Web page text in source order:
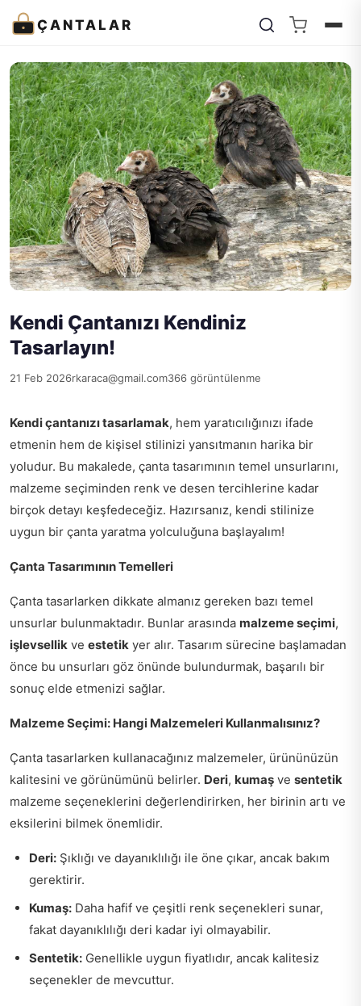
ÇANTALAR
Kendi Çantanızı Kendiniz
Tasarlayın!
21 Feb 2026rkaraca@gmail.com366 görüntülenme
Kendi çantanızı tasarlamak, hem yaratıcılığınızı ifade
etmenin hem de kişisel stilinizi yansıtmanın harika bir
yoludur. Bu makalede, çanta tasarımının temel unsurlarını,
malzeme seçiminden renk ve desen tercihlerine kadar
birçok detayı keşfedeceğiz. Hazırsanız, kendi stilinize
uygun bir çanta yaratma yolculuğuna başlayalım!
Çanta Tasarımının Temelleri
Çanta tasarlarken dikkate almanız gereken bazı temel
unsurlar bulunmaktadır. Bunlar arasında malzeme seçimi,
işlevsellik ve estetik yer alır. Tasarım sürecine başlamadan
önce bu unsurları göz önünde bulundurmak, başarılı bir
sonuç elde etmenizi sağlar.
Malzeme Seçimi: Hangi Malzemeleri Kullanmalısınız?
Çanta tasarlarken kullanacağınız malzemeler, ürününüzün
kalitesini ve görünümünü belirler. Deri, kumaş ve sentetik
malzeme seçeneklerini değerlendirirken, her birinin artı ve
eksilerini bilmek önemlidir.
Deri: Şıklığı ve dayanıklılığı ile öne çıkar, ancak bakım
gerektirir.
Kumaş: Daha hafif ve çeşitli renk seçenekleri sunar,
fakat dayanıklılığı deri kadar iyi olmayabilir.
Sentetik: Genellikle uygun fiyatlıdır, ancak kalitesiz
seçenekler de mevcuttur.